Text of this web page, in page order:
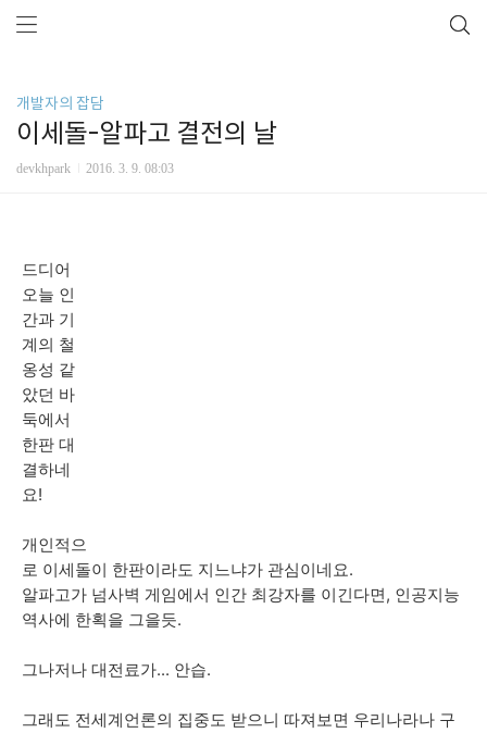
개발자의 잡담
이세돌-알파고 결전의 날
devkhpark 2016. 3. 9. 08:03
드디어
오늘 인
간과 기
계의 철
옹성 같
았던 바
둑에서
한판 대
결하네
요!
개인적으
로 이세돌이 한판이라도 지느냐가 관심이네요.
알파고가 넘사벽 게임에서 인간 최강자를 이긴다면, 인공지능
역사에 한획을 그을듯.
그나저나 대전료가... 안습.
그래도 전세계언론의 집중도 받으니 따져보면 우리나라나 구